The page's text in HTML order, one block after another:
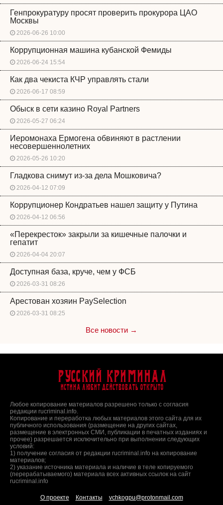
Генпрокуратуру просят проверить прокурора ЦАО
Москвы
2026-06-26 10:00
Коррупционная машина кубанской Фемиды
2026-06-24 15:54
Как два чекиста КЧР управлять стали
2026-06-17 08:59
Обыск в сети казино Royal Partners
2026-05-27 06:24
Иеромонаха Ермогена обвиняют в растлении
несовершеннолетних
2026-05-26 10:20
Гладкова снимут из-за дела Мошковича?
2026-04-12 07:09
Коррупционер Кондратьев нашел защиту у Путина
2026-04-12 06:56
«Перекресток» закрыли за кишечные палочки и
гепатит
2026-04-04 20:07
Доступная база, круче, чем у ФСБ
2026-03-31 08:26
Арестован хозяин PaySelection
2026-03-31 08:25
Все новости →
Русский Криминал
Истина любит действовать открыто
Любое копирование материалов разрешено только с согласия
редакции rucriminal.info.
Копирование и переработка любых материалов этого сайта для их
публичного использования (размещение на других сайтах,
размещение в электронных СМИ, публикации в печатных изданиях и
прочее) разрешается исключительно при выполнении следующих
условий:
1) получение согласия от редакции rucriminal.info на копирование
материалов;
2) указание источника материала и наличие в теле копируемого
(перерабатываемого) материала всех активных ссылок на сайт
rucriminal.info
О проекте Контакты vchkogpu@protonmail.com